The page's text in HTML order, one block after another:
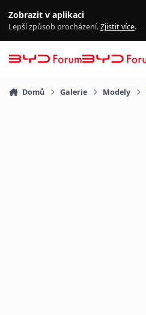
Zobrazit v aplikaci
Lepší způsob procházení.Zjistit více.
Domů Galerie Modely